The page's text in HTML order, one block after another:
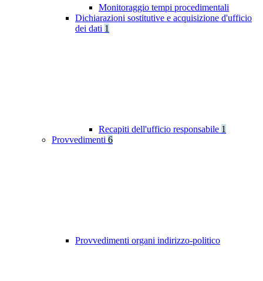
Monitoraggio tempi procedimentali
Dichiarazioni sostitutive e acquisizione d'ufficio
dei dati 1
Recapiti dell'ufficio responsabile 1
Provvedimenti 6
Provvedimenti organi indirizzo-politico